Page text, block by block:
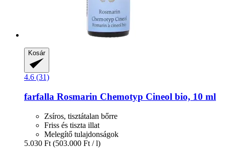
Kosár
4.6 (31)
farfalla Rosmarin Chemotyp Cineol bio, 10 ml
Zsíros, tisztátalan bőrre
Friss és tiszta illat
Melegítő tulajdonságok
5.030 Ft (503.000 Ft / l)